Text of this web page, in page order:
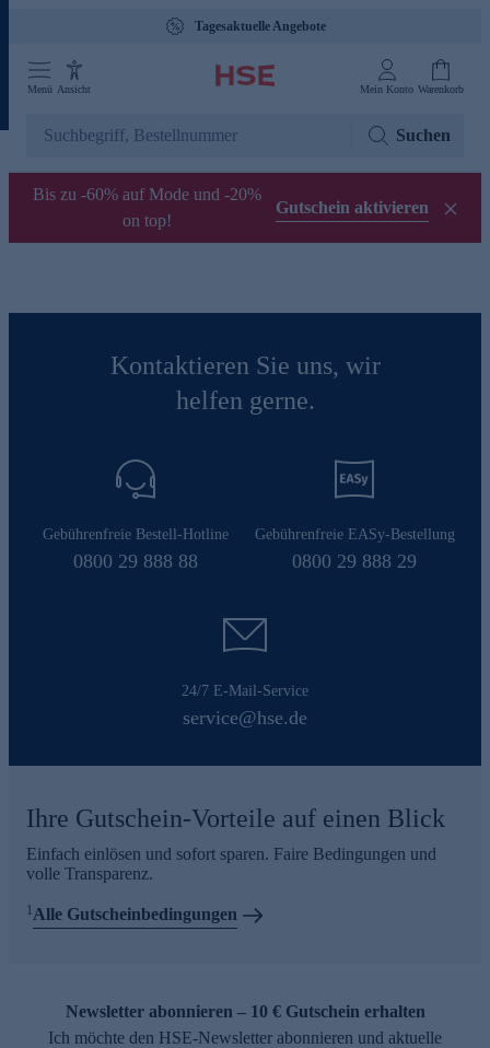
Tagesaktuelle Angebote
Menü Ansicht Mein Konto Warenkorb
Suchen
Bis zu -60% auf Mode und -20%
on top!
Gutschein aktivieren
Kontaktieren Sie uns, wir
helfen gerne.
Gebührenfreie Bestell-Hotline
0800 29 888 88
Gebührenfreie EASy-Bestellung
0800 29 888 29
24/7 E-Mail-Service
service@hse.de
Ihre Gutschein-Vorteile auf einen Blick
Einfach einlösen und sofort sparen. Faire Bedingungen und
volle Transparenz.
1Alle Gutscheinbedingungen
Newsletter abonnieren – 10 € Gutschein erhalten
Ich möchte den HSE-Newsletter abonnieren und aktuelle